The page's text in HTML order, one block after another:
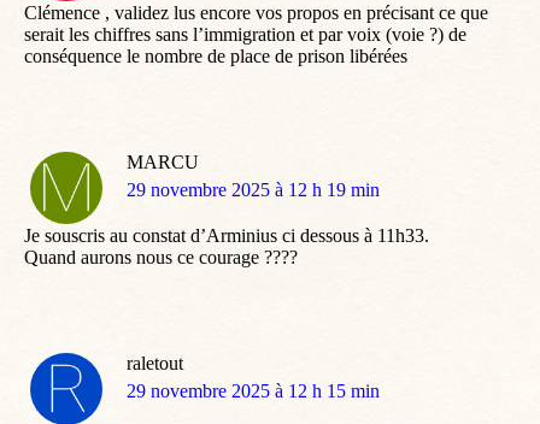
Clémence , validez lus encore vos propos en précisant ce que
serait les chiffres sans l’immigration et par voix (voie ?) de
conséquence le nombre de place de prison libérées
MARCU
dit
29 novembre 2025 à 12 h 19 min
Je souscris au constat d’Arminius ci dessous à 11h33.
Quand aurons nous ce courage ????
raletout
dit
29 novembre 2025 à 12 h 15 min